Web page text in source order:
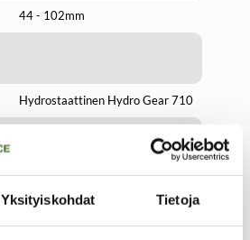
Yksityiskohdat Tietoja
44 - 102mm
Hydrostaattinen Hydro Gear 710
0 - 9